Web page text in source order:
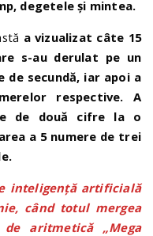
degetele și mintea.
a vizualizat câte 15
s-au derulat pe un
secundă, iar apoi a
respective. A
de două cifre la o
a 5 numere de trei
inteligență artificială
când totul mergea
aritmetică „Mega